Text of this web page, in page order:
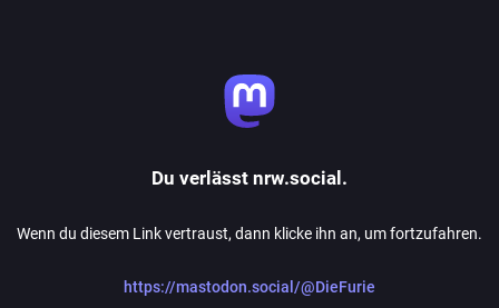
Du verlässt nrw.social.
Wenn du diesem Link vertraust, dann klicke ihn an, um fortzufahren.
https://mastodon.social/@DieFurie